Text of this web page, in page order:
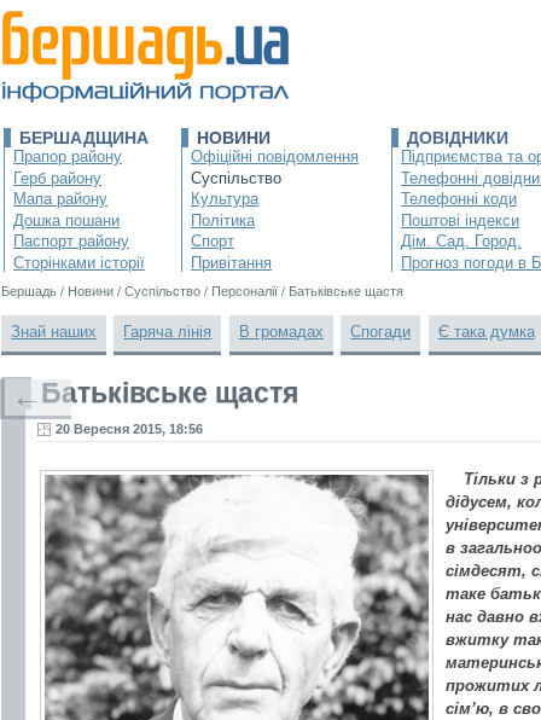
БЕРШАДЩИНА
Прапор району
Герб району
Мапа району
Дошка пошани
Паспорт району
Сторінками історії
НОВИНИ
Офіційні повідомлення
Суспільство
Культура
Політика
Спорт
Привітання
ДОВІДНИКИ
Підприємства та
Телефонні
Телефонні коди
Поштові індекси
Дім. Сад. Город.
Прогноз погоди в
Бершадь / Новини / Суспільство / Персоналії / Батьківське щастя
Знай наших Гаряча лінія В громадах Спогади Є така думка
Батьківське щастя
20 Вересня 2015, 18:56
Тільки
дідусем,
в
сімдесят,
таке
нас давно
вжитку
прожитих
сім’ю, в
←